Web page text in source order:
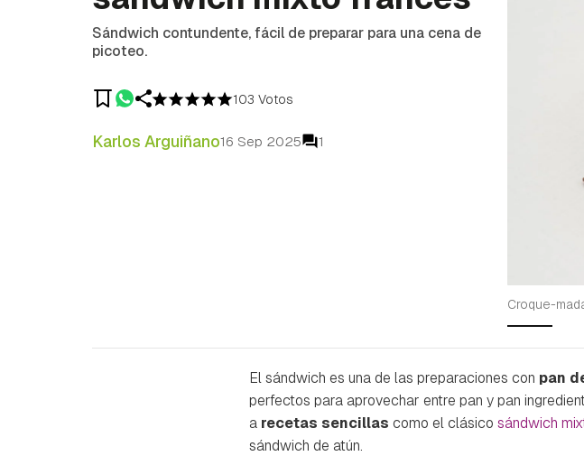
Sándwich contundente, fácil de preparar para una cena de
picoteo.
103 Votos
Karlos Arguiñano16 Sep 2025 1
Croque-
El sándwich es una de las preparaciones con pan
perfectos para aprovechar entre pan y pan
a recetas sencillas como el clásico sándwich
sándwich de atún.